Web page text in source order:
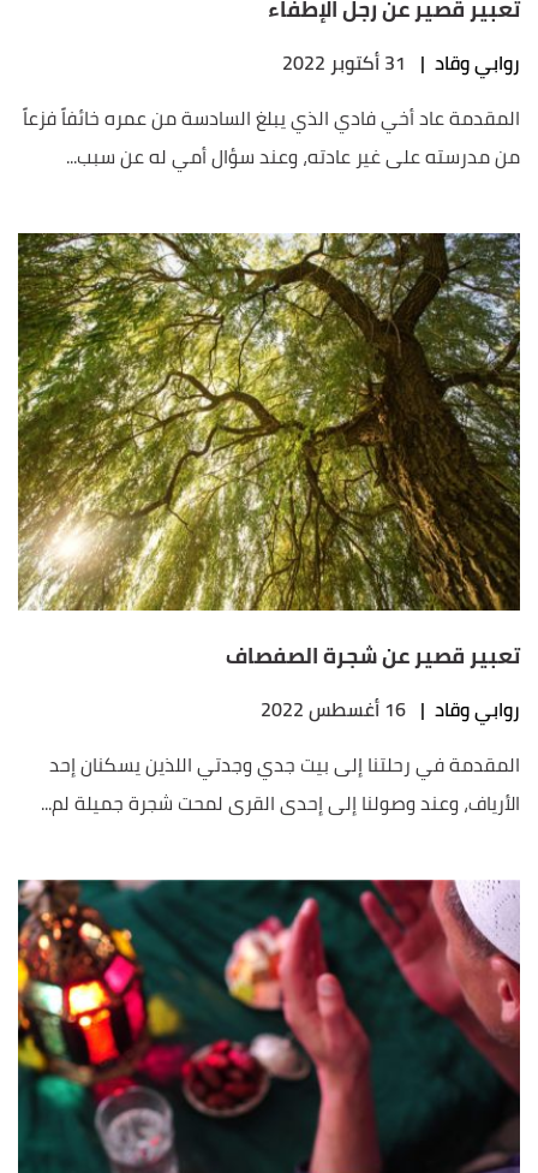
تعبير قصير عن رجل الإطفاء
روابي وقاد | 31 أكتوبر 2022
المقدمة عاد أخي فادي الذي يبلغ السادسة من عمره خائفاً فزعاً
من مدرسته على غير عادته، وعند سؤال أمي له عن سبب...
تعبير قصير عن شجرة الصفصاف
روابي وقاد | 16 أغسطس 2022
المقدمة في رحلتنا إلى بيت جدي وجدتي اللذين يسكنان إحد
الأرياف، وعند وصولنا إلى إحدى القرى لمحت شجرة جميلة لم...